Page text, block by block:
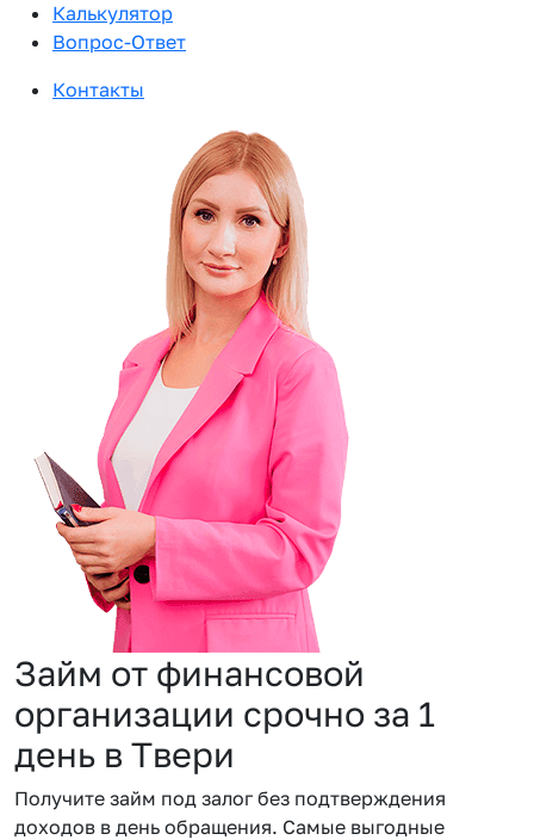
Калькулятор
Вопрос-Ответ
Контакты
Займ от финансовой
организации срочно за 1
день в Твери
Получите займ под залог без подтверждения
доходов в день обращения. Самые выгодные